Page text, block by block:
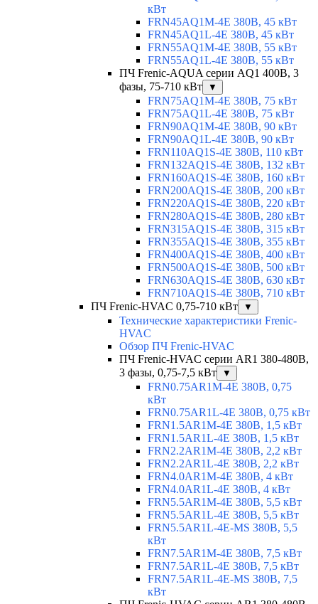
кВт
FRN45AQ1M-4E 380В, 45 кВт
FRN45AQ1L-4E 380В, 45 кВт
FRN55AQ1M-4E 380В, 55 кВт
FRN55AQ1L-4E 380В, 55 кВт
ПЧ Frenic-AQUA серии AQ1 400В, 3
фазы, 75-710 кВт
▼
FRN75AQ1M-4E 380В, 75 кВт
FRN75AQ1L-4E 380В, 75 кВт
FRN90AQ1M-4E 380В, 90 кВт
FRN90AQ1L-4E 380В, 90 кВт
FRN110AQ1S-4E 380В, 110 кВт
FRN132AQ1S-4E 380В, 132 кВт
FRN160AQ1S-4E 380В, 160 кВт
FRN200AQ1S-4E 380В, 200 кВт
FRN220AQ1S-4E 380В, 220 кВт
FRN280AQ1S-4E 380В, 280 кВт
FRN315AQ1S-4E 380В, 315 кВт
FRN355AQ1S-4E 380В, 355 кВт
FRN400AQ1S-4E 380В, 400 кВт
FRN500AQ1S-4E 380В, 500 кВт
FRN630AQ1S-4E 380В, 630 кВт
FRN710AQ1S-4E 380В, 710 кВт
ПЧ Frenic-HVAC 0,75-710 кВт
▼
Технические характеристики Frenic-
HVAC
Обзор ПЧ Frenic-HVAC
ПЧ Frenic-HVAC серии AR1 380-480В,
3 фазы, 0,75-7,5 кВт
▼
FRN0.75AR1M-4E 380В, 0,75
кВт
FRN0.75AR1L-4E 380В, 0,75 кВт
FRN1.5AR1M-4E 380В, 1,5 кВт
FRN1.5AR1L-4E 380В, 1,5 кВт
FRN2.2AR1M-4E 380В, 2,2 кВт
FRN2.2AR1L-4E 380В, 2,2 кВт
FRN4.0AR1M-4E 380В, 4 кВт
FRN4.0AR1L-4E 380В, 4 кВт
FRN5.5AR1M-4E 380В, 5,5 кВт
FRN5.5AR1L-4E 380В, 5,5 кВт
FRN5.5AR1L-4E-MS 380В, 5,5
кВт
FRN7.5AR1M-4E 380В, 7,5 кВт
FRN7.5AR1L-4E 380В, 7,5 кВт
FRN7.5AR1L-4E-MS 380В, 7,5
кВт